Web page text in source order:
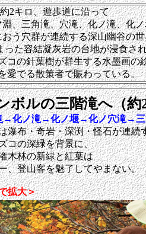
2キロ、遊歩道に沿って
、三角滝、穴滝、化ノ滝、化
う穴群が連続する深山幽谷の
った容結凝灰岩の台地が浸食さ
コの針葉樹が群生する水墨画の
愛でる散策者で賑わっている。
ルの三階滝へ（約
化ノ滝→化ノ堰→化ノ穴滝→三
瀑布・奇岩・深渕・怪石が連続
コの深緑を背景に、
木林の新緑と紅葉は
、登山客を魅了してやまない。
拡大＞